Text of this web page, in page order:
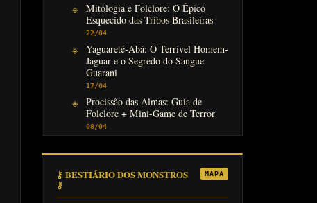
Mitologia e Folclore: O Épico
Esquecido das Tribos Brasileiras
22/04
Yaguareté-Abá: O Terrível Homem-
Jaguar e o Segredo do Sangue
Guarani
17/04
Procissão das Almas: Guia de
Folclore + Mini-Game de Terror
08/04
⚷ BESTIÁRIO DOS MONSTROS
⚷
MAPA